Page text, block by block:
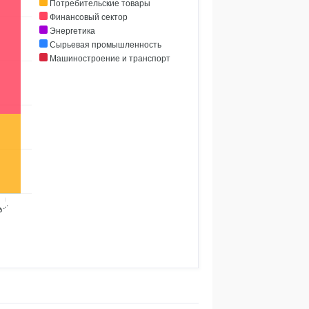
Потребительские товары
Финансовый сектор
Энергетика
Сырьевая промышленность
Машиностроение и транспорт